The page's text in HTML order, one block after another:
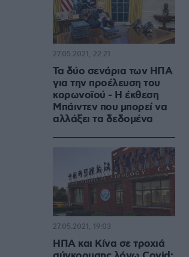
Τα δύο σενάρια των ΗΠΑ
για την προέλευση του
κορωνοϊού - Η έκθεση
Μπάιντεν που μπορεί να
αλλάξει τα δεδομένα
27.05.2021, 22:21
ΗΠΑ και Κίνα σε τροχιά
27.05.2021, 19:03